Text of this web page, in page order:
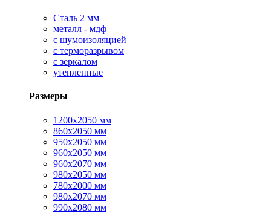
Сталь 2 мм
металл - мдф
с шумоизоляцией
с терморазрывом
с зеркалом
утепленные
Размеры
1200х2050 мм
860х2050 мм
950х2050 мм
960х2050 мм
960х2070 мм
980х2050 мм
780х2000 мм
980х2070 мм
990х2080 мм